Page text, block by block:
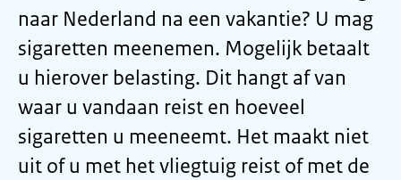
naar Nederland na een vakantie? U mag
sigaretten meenemen. Mogelijk betaalt
u hierover belasting. Dit hangt af van
waar u vandaan reist en hoeveel
sigaretten u meeneemt. Het maakt niet
uit of u met het vliegtuig reist of met de